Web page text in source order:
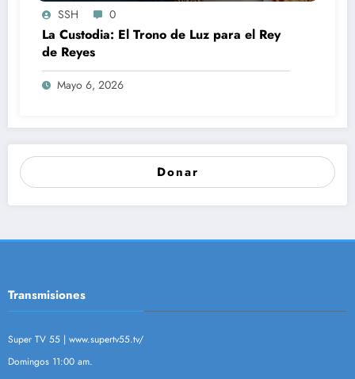
SSH 0
La Custodia: El Trono de Luz para el Rey
de Reyes
Mayo 6, 2026
Donar
Transmisiones
Super TV 55 | www.supertv55.tv/
Domingos 11:00 am.